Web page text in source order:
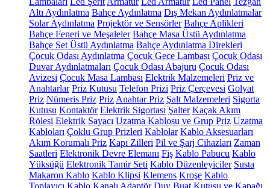
Altı Aydınlatma Bahçe Aydınlatma Dış Mekan Aydınlatmalar
Solar Aydınlatma Projektör ve Sensörler Bahçe Aplikleri
Bahçe Feneri ve Meşaleler Bahçe Masa Üstü Aydınlatma
Bahçe Set Üstü Aydınlatma Bahçe Aydınlatma Direkleri
Çocuk Odası Aydınlatma Çocuk Gece Lambası Çocuk Odası
Duvar Aydınlatmaları Çocuk Odası Abajuru Çocuk Odası
Avizesi Çocuk Masa Lambası Elektrik Malzemeleri Priz ve
Anahtarlar Priz Kutusu Telefon Prizi Priz Çerçevesi Golyat
Priz Nümeris Priz Priz Anahtar Priz Şalt Malzemeleri Sigorta
Kutusu Kontaktör Elektrik Sigortası Şalter Kaçak Akım
Rölesi Elektrik Sayacı Uzatma Kablosu ve Grup Priz Uzatma
Kabloları Çoklu Grup Prizleri Kablolar Kablo Aksesuarları
Akım Korumalı Priz Kapı Zilleri Pil ve Şarj Cihazları Zaman
Saatleri Elektronik Devre Elemanı Fiş Kablo Pabucu Kablo
Yüksüğü Elektronik Tamir Seti Kablo Düzenleyiciler Susta
Makaron Kablo Kablo Klipsi Klemens Kroşe Kablo
Toplayıcı Kablo Kanalı Adaptör Duy Buat Kutusu ve Kapağı